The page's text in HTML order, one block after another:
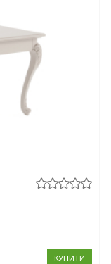
КУПИТИ